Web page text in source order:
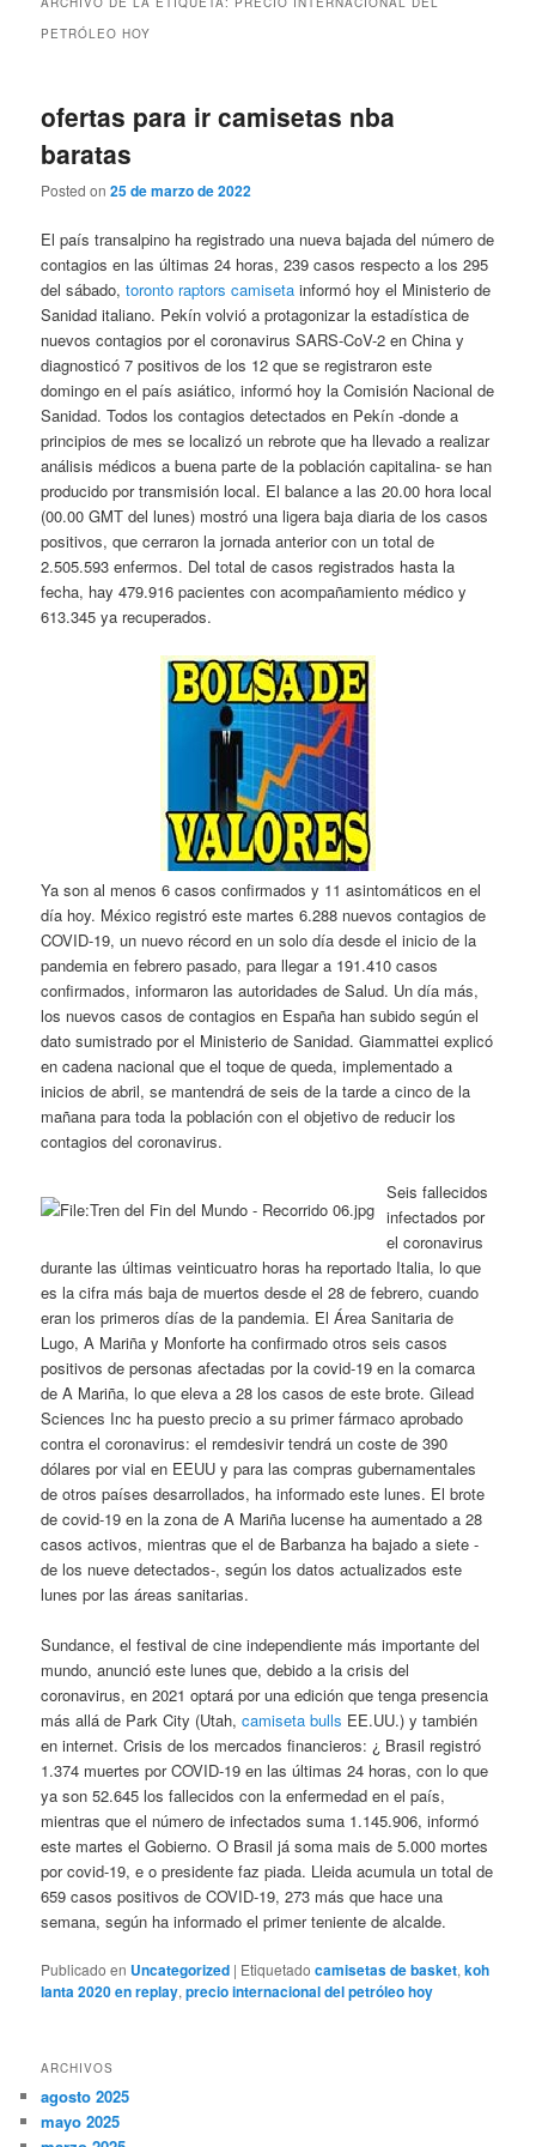
PETRÓLEO HOY
ofertas para ir camisetas nba
baratas
Posted on25 de marzo de 2022
El país transalpino ha registrado una nueva bajada del número de
contagios en las últimas 24 horas, 239 casos respecto a los 295
del sábado,toronto raptors camiseta informó hoy el Ministerio de
Sanidad italiano. Pekín volvió a protagonizar la estadística de
nuevos contagios por el coronavirus SARS-CoV-2 en China y
diagnosticó 7 positivos de los 12 que se registraron este
domingo en el país asiático, informó hoy la Comisión Nacional de
Sanidad. Todos los contagios detectados en Pekín -donde a
principios de mes se localizó un rebrote que ha llevado a realizar
análisis médicos a buena parte de la población capitalina- se han
producido por transmisión local. El balance a las 20.00 hora local
(00.00 GMT del lunes) mostró una ligera baja diaria de los casos
positivos, que cerraron la jornada anterior con un total de
2.505.593 enfermos. Del total de casos registrados hasta la
fecha, hay 479.916 pacientes con acompañamiento médico y
613.345 ya recuperados.
Ya son al menos 6 casos confirmados y 11 asintomáticos en el
día hoy. México registró este martes 6.288 nuevos contagios de
COVID-19, un nuevo récord en un solo día desde el inicio de la
pandemia en febrero pasado, para llegar a 191.410 casos
confirmados, informaron las autoridades de Salud. Un día más,
los nuevos casos de contagios en España han subido según el
dato sumistrado por el Ministerio de Sanidad. Giammattei explicó
en cadena nacional que el toque de queda, implementado a
inicios de abril, se mantendrá de seis de la tarde a cinco de la
mañana para toda la población con el objetivo de reducir los
contagios del coronavirus.
Seis fallecidos
infectados por
el coronavirus
durante las últimas veinticuatro horas ha reportado Italia, lo que
es la cifra más baja de muertos desde el 28 de febrero, cuando
eran los primeros días de la pandemia. El Área Sanitaria de
Lugo, A Mariña y Monforte ha confirmado otros seis casos
positivos de personas afectadas por la covid-19 en la comarca
de A Mariña, lo que eleva a 28 los casos de este brote. Gilead
Sciences Inc ha puesto precio a su primer fármaco aprobado
contra el coronavirus: el remdesivir tendrá un coste de 390
dólares por vial en EEUU y para las compras gubernamentales
de otros países desarrollados, ha informado este lunes. El brote
de covid-19 en la zona de A Mariña lucense ha aumentado a 28
casos activos, mientras que el de Barbanza ha bajado a siete -
de los nueve detectados-, según los datos actualizados este
lunes por las áreas sanitarias.
Sundance, el festival de cine independiente más importante del
mundo, anunció este lunes que, debido a la crisis del
coronavirus, en 2021 optará por una edición que tenga presencia
más allá de Park City (Utah,camiseta bulls EE.UU.) y también
en internet. Crisis de los mercados financieros: ¿ Brasil registró
1.374 muertes por COVID-19 en las últimas 24 horas, con lo que
ya son 52.645 los fallecidos con la enfermedad en el país,
mientras que el número de infectados suma 1.145.906, informó
este martes el Gobierno. O Brasil já soma mais de 5.000 mortes
por covid-19, e o presidente faz piada. Lleida acumula un total de
659 casos positivos de COVID-19, 273 más que hace una
semana, según ha informado el primer teniente de alcalde.
Publicado en Uncategorized | Etiquetado camisetas de basket,koh
lanta 2020 en replay,precio internacional del petróleo hoy
ARCHIVOS
agosto 2025
mayo 2025